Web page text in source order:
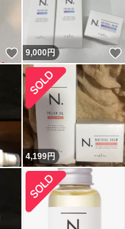
いいね！
9,000円
4,199円